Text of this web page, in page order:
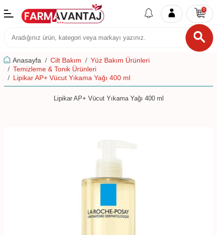
0
Anasayfa Cilt Bakım
Yüz Bakım Ürünleri
Temizleme & Tonik Ürünleri
Lipikar AP+ Vücut Yıkama Yağı 400 ml
Lipikar AP+ Vücut Yıkama Yağı 400 ml